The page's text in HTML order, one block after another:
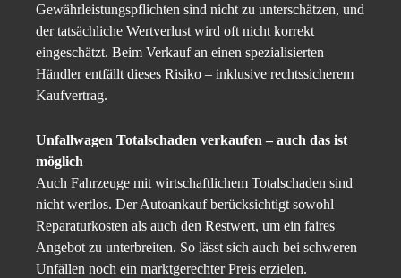
Gewährleistungspflichten sind nicht zu unterschätzen, und
der tatsächliche Wertverlust wird oft nicht korrekt
eingeschätzt. Beim Verkauf an einen spezialisierten
Händler entfällt dieses Risiko – inklusive rechtssicherem
Kaufvertrag.
Unfallwagen Totalschaden verkaufen – auch das ist
möglich
Auch Fahrzeuge mit wirtschaftlichem Totalschaden sind
nicht wertlos. Der Autoankauf berücksichtigt sowohl
Reparaturkosten als auch den Restwert, um ein faires
Angebot zu unterbreiten. So lässt sich auch bei schweren
Unfällen noch ein marktgerechter Preis erzielen.